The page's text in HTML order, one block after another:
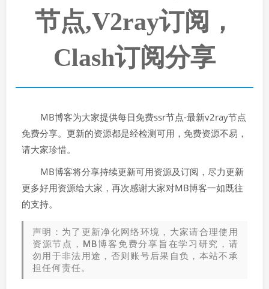
节点,V2ray订阅，
Clash订阅分享
MB博客为大家提供每日免费ssr节点-最新v2ray节点
免费分享。更新的资源都是经检测可用，免费资源不易，
请大家珍惜。
MB博客将分享持续更新可用资源及订阅，尽力更新
更多好用资源给大家，再次感谢大家对MB博客一如既往
的支持。
声明：为了更新净化网络环境，大家请合理使用
资源节点，MB博客免费分享旨在学习研究，请
勿用于非法用途，否则账号后果自负，本站不承
担任何责任。